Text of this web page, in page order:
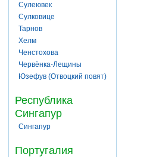
Сулеювек
Сулковице
Тарнов
Хелм
Ченстохова
Червёнка-Лещины
Юзефув (Отвоцкий повят)
Республика
Сингапур
Сингапур
Португалия